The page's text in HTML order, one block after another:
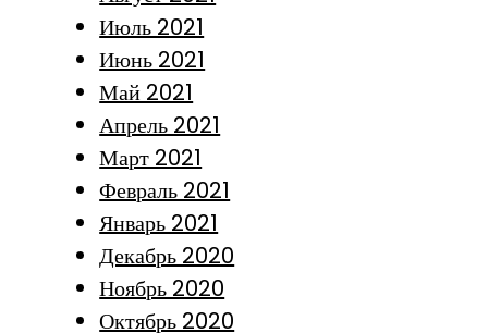
Июль 2021
Июнь 2021
Май 2021
Апрель 2021
Март 2021
Февраль 2021
Январь 2021
Декабрь 2020
Ноябрь 2020
Октябрь 2020